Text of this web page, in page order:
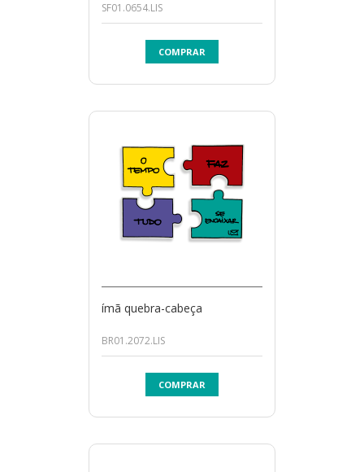
SF01.0654.LIS
COMPRAR
ímã quebra-cabeça
BR01.2072.LIS
COMPRAR